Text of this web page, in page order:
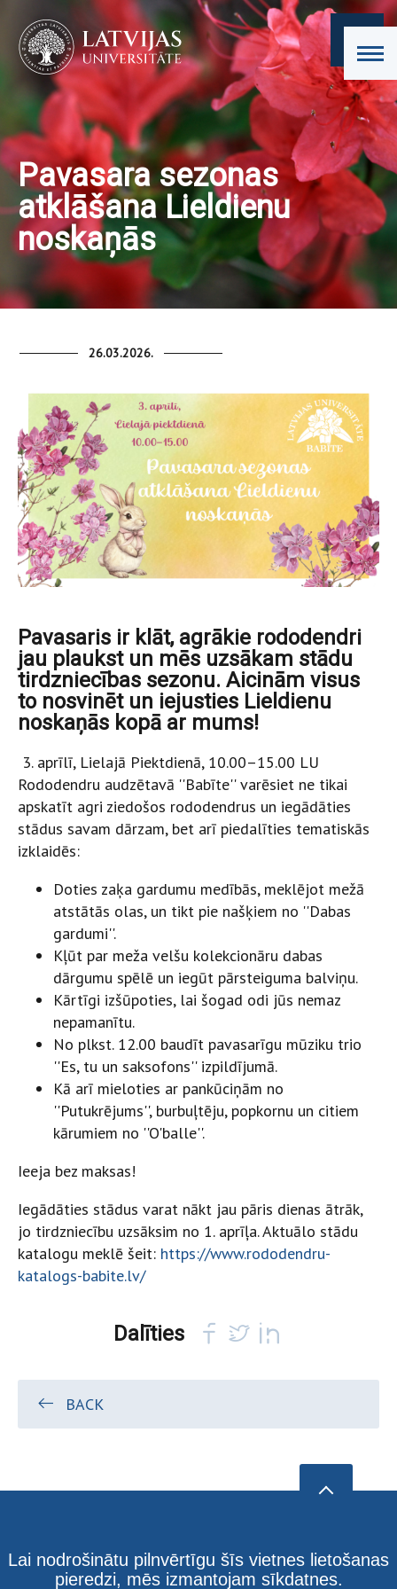
Pavasara sezonas
atklāšana Lieldienu
noskaņās
26.03.2026.
Pavasaris ir klāt, agrākie rododendri
jau plaukst un mēs uzsākam stādu
tirdzniecības sezonu. Aicinām visus
to nosvinēt un iejusties Lieldienu
noskaņās kopā ar mums!
3. aprīlī, Lielajā Piektdienā, 10.00–15.00 LU
Rododendru audzētavā ''Babīte'' varēsiet ne tikai
apskatīt agri ziedošos rododendrus un iegādāties
stādus savam dārzam, bet arī piedalīties tematiskās
izklaidēs:
Doties zaķa gardumu medībās, meklējot mežā
atstātās olas, un tikt pie našķiem no ''Dabas
gardumi''.
Kļūt par meža velšu kolekcionāru dabas
dārgumu spēlē un iegūt pārsteiguma balviņu.
Kārtīgi izšūpoties, lai šogad odi jūs nemaz
nepamanītu.
No plkst. 12.00 baudīt pavasarīgu mūziku trio
''Es, tu un saksofons'' izpildījumā.
Kā arī mieloties ar pankūciņām no
''Putukrējums'', burbuļtēju, popkornu un citiem
kārumiem no ''O'balle''.
Ieeja bez maksas!
Iegādāties stādus varat nākt jau pāris dienas ātrāk,
jo tirdzniecību uzsāksim no 1. aprīļa. Aktuālo stādu
katalogu meklē šeit: https://www.rododendru-
katalogs-babite.lv/
Dalīties
BACK
Lai nodrošinātu pilnvērtīgu šīs vietnes lietošanas
pieredzi, mēs izmantojam sīkdatnes.